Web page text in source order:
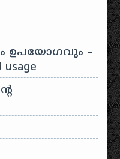
ഉപയോഗവും –
usage